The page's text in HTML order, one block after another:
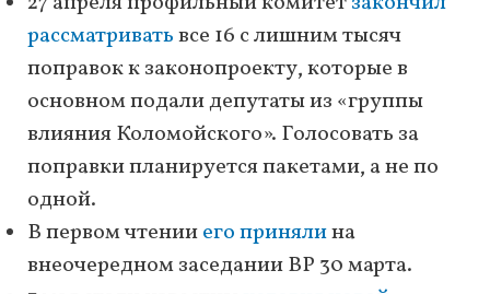
рассматриватьвсе 16 с лишним тысяч
поправок к законопроекту, которые в
основном подали депутаты из «группы
влияния Коломойского». Голосовать за
поправки планируется пакетами, а не по
одной.
В первом чтенииего принялина
внеочередном заседании ВР 30 марта.